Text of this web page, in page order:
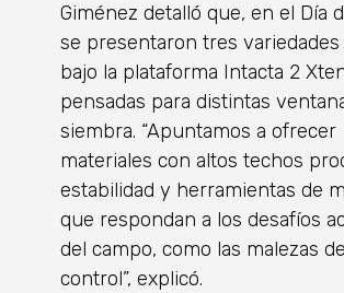
Giménez detalló que, en el Día
se presentaron tres variedades
bajo la plataforma Intacta 2
pensadas para distintas
siembra. “Apuntamos a ofrecer
materiales con altos techos
estabilidad y herramientas de
que respondan a los desafíos
del campo, como las malezas
control”, explicó.